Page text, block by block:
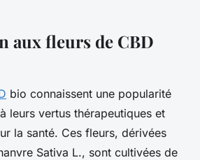
aux fleurs de CBD
bio connaissent une popularité
leurs vertus thérapeutiques et
la santé. Ces fleurs, dérivées
Sativa L., sont cultivées de